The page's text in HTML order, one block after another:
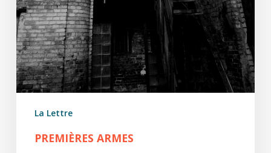
La Lettre
PREMIÈRES ARMES